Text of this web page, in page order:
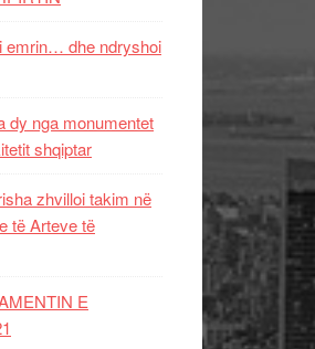
emrin… dhe ndryshoi
dy nga monumentet
shqiptar
zhvilloi takim në
të Arteve të
E